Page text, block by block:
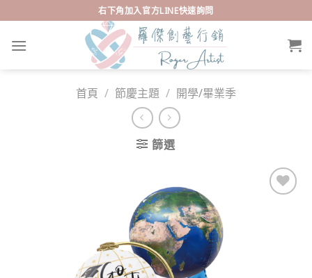
to
content
右下角加入官方LINE快速詢問
首頁 / 節慶主題 / 開學/畢業季
篩選